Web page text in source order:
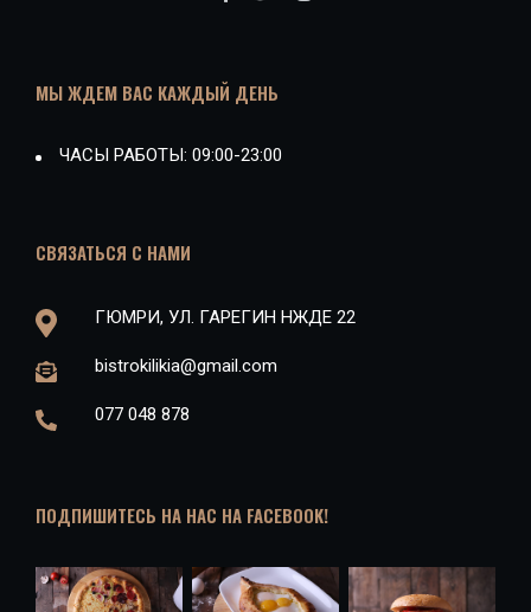
МЫ ЖДЕМ ВАС КАЖДЫЙ ДЕНЬ
ЧАСЫ РАБОТЫ: 09:00-23:00
СВЯЗАТЬСЯ С НАМИ
ГЮМРИ, УЛ. ГАРЕГИН НЖДЕ 22
bistrokilikia@gmail.com
077 048 878
ПОДПИШИТЕСЬ НА НАС НА FACEBOOK!